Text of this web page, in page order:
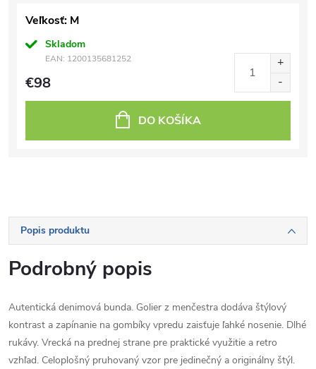
Veľkosť: M
Skladom
EAN: 1200135681252
€98
DO KOŠÍKA
Popis produktu
Podrobný popis
Autentická denimová bunda. Golier z menčestra dodáva štýlový
kontrast a zapínanie na gombíky vpredu zaisťuje ľahké nosenie. Dlhé
rukávy. Vrecká na prednej strane pre praktické využitie a retro
vzhľad. Celoplošný pruhovaný vzor pre jedinečný a originálny štýl.